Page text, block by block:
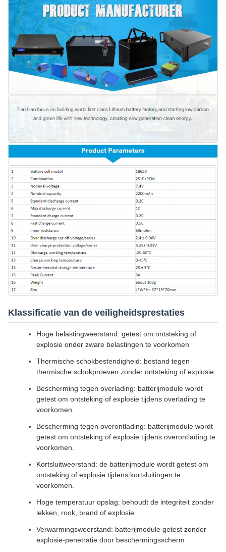
Klassificatie van de veiligheidsprestaties
Hoge belastingweerstand: getest om ontsteking of
explosie onder zware belastingen te voorkomen
Thermische schokbestendigheid: bestand tegen
thermische schokproeven zonder ontsteking of explosie
Bescherming tegen overlading: batterijmodule wordt
getest om ontsteking of explosie tijdens overlading te
voorkomen.
Bescherming tegen overontlading: batterijmodule wordt
getest om ontsteking of explosie tijdens overontlading te
voorkomen.
Kortsluitweerstand: de batterijmodule wordt getest om
ontsteking of explosie tijdens kortsluitingen te
voorkomen.
Hoge temperatuur opslag: behoudt de integriteit zonder
lekken, rook, brand of explosie
Verwarmingsweerstand: batterijmodule getest zonder
explosie-penetratie door beschermingsscherm